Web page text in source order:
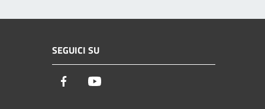
SEGUICI SU
Facebook